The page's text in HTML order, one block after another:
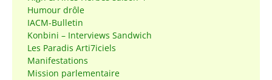
Humour drôle
IACM-Bulletin
Konbini – Interviews Sandwich
Les Paradis Arti7iciels
Manifestations
Mission parlementaire